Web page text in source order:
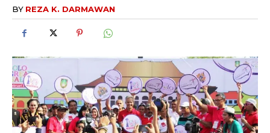
BY REZA K. DARMAWAN